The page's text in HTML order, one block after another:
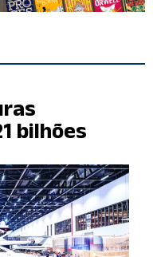
bilhões